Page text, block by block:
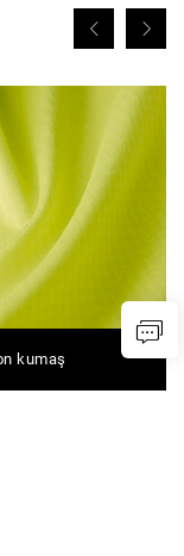
kumaş